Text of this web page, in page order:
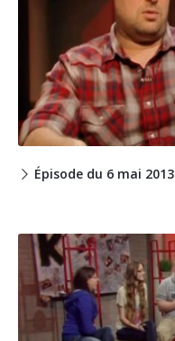
Épisode du 6 mai 2013